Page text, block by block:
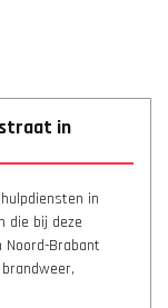
in
in
die bij deze
Noord-Brabant